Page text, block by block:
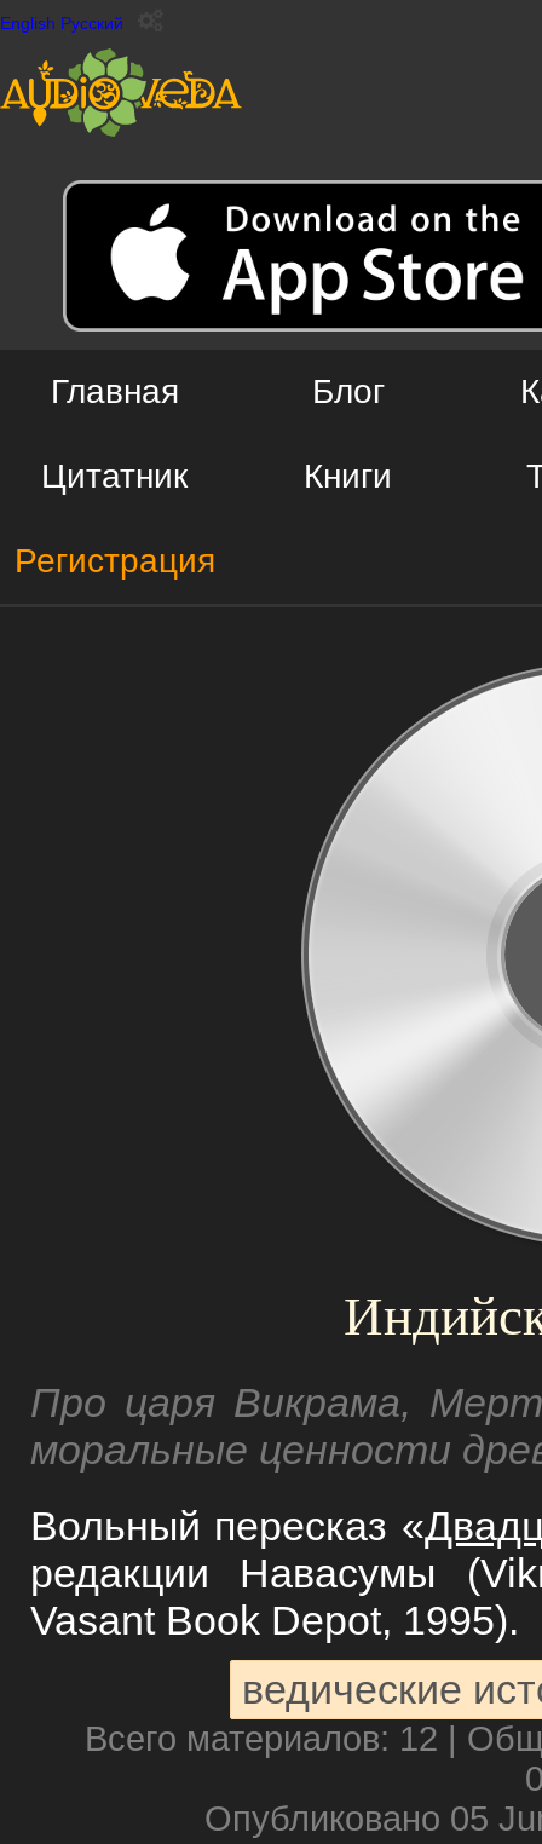
English Русский
Главная Блог
Цитатник Книги
Регистрация
Про царя Викрама,
моральные ценности
Вольный пересказ «
редакции Навасумы
Vasant Book Depot, 1995).
ведические
Всего материалов: 12 |
Опубликовано 05